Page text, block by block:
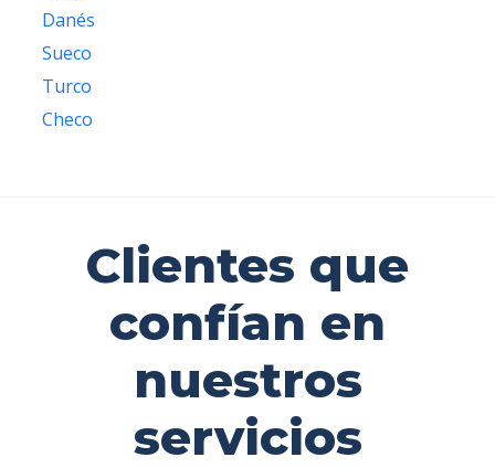
Danés
Sueco
Turco
Checo
Clientes que
confían en
nuestros
servicios